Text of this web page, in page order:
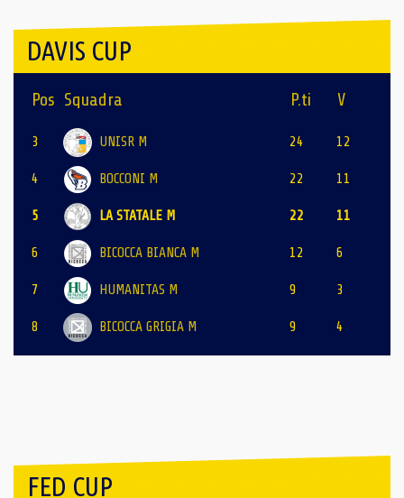
DAVIS CUP
Pos Squadra P.ti V
3 UNISR M 24 12
4 BOCCONI M 22 11
5 LA STATALE M 22 11
6 BICOCCA BIANCA M 12 6
7 HUMANITAS M 9 3
8 BICOCCA GRIGIA M 9 4
FED CUP